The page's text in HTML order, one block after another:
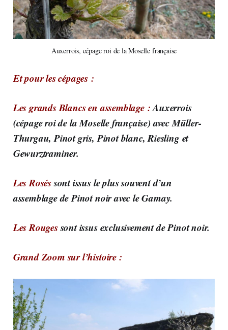
Auxerrois, cépage roi de la Moselle française
Et pour les cépages :
Les grands Blancs en assemblage :Auxerrois
(cépage roi de la Moselle française) avec Müller-
Thurgau, Pinot gris, Pinot blanc, Riesling et
Gewurztraminer.
Les Roséssont issus le plus souvent d’un
assemblage de Pinot noir avec le Gamay.
Les Rougessont issus exclusivement de Pinot noir.
Grand Zoom sur l’histoire :